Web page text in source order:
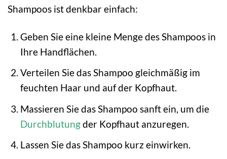
Shampoos ist denkbar einfach:
Geben Sie eine kleine Menge des Shampoos in
Ihre Handflächen.
Verteilen Sie das Shampoo gleichmäßig im
feuchten Haar und auf der Kopfhaut.
Massieren Sie das Shampoo sanft ein, um die
Durchblutungder Kopfhaut anzuregen.
Lassen Sie das Shampoo kurz einwirken.